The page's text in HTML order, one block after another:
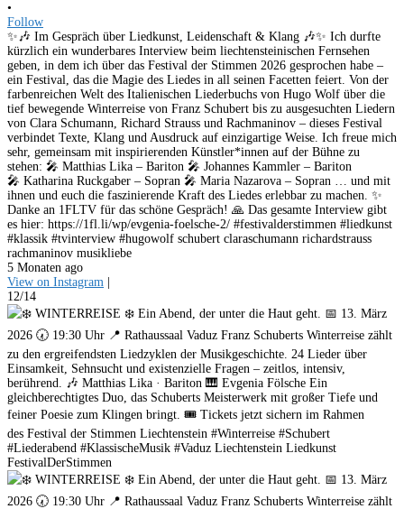
•
Follow
✨🎶 Im Gespräch über Liedkunst, Leidenschaft & Klang 🎶✨ Ich durfte
kürzlich ein wunderbares Interview beim liechtensteinischen Fernsehen
geben, in dem ich über das Festival der Stimmen 2026 gesprochen habe –
ein Festival, das die Magie des Liedes in all seinen Facetten feiert. Von der
farbenreichen Welt des Italienischen Liederbuchs von Hugo Wolf über die
tief bewegende Winterreise von Franz Schubert bis zu ausgesuchten Liedern
von Clara Schumann, Richard Strauss und Rachmaninov – dieses Festival
verbindet Texte, Klang und Ausdruck auf einzigartige Weise. Ich freue mich
sehr, gemeinsam mit inspirierenden Künstler*innen auf der Bühne zu
stehen: 🎤 Matthias Lika – Bariton 🎤 Johannes Kammler – Bariton
🎤 Katharina Ruckgaber – Sopran 🎤 Maria Nazarova – Sopran … und mit
ihnen und euch die faszinierende Kraft des Liedes erlebbar zu machen. ✨
Danke an 1FLTV für das schöne Gespräch! 🙏 Das gesamte Interview gibt
es hier: https://1fl.li/wp/evgenia-foelsche-2/ #festivalderstimmen #liedkunst
#klassik #tvinterview #hugowolf schubert claraschumann richardstrauss
rachmaninov musikliebe
5 Monaten ago
View on Instagram
12/14